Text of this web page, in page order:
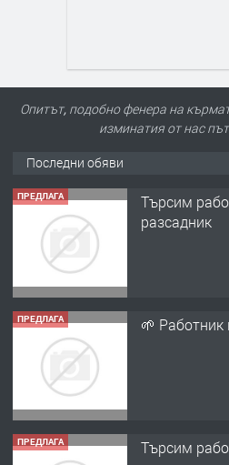
Опитът, подобно фенера на
изминатия от нас
Последни обяви
ПРЕДЛАГА
Търсим
разсадник
ПРЕДЛАГА 🌱 Работник
ПРЕДЛАГА Търсим